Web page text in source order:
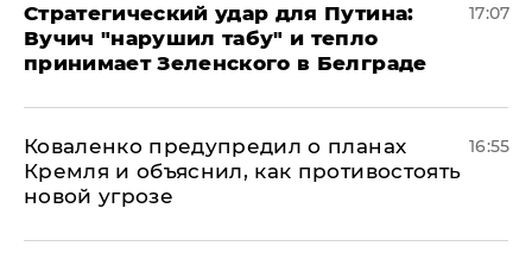
Стратегический удар для Путина:
Вучич "нарушил табу" и тепло
принимает Зеленского в Белграде
17:07
Коваленко предупредил о планах
Кремля и объяснил, как противостоять
новой угрозе
16:55